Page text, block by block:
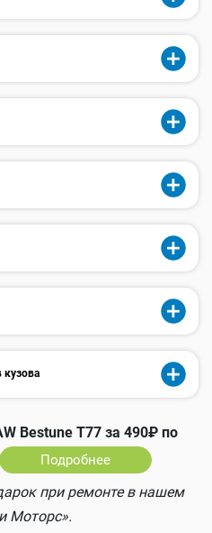
кузова
Bestune T77 за 490₽ по
Подробнее
при ремонте в нашем
Моторс».